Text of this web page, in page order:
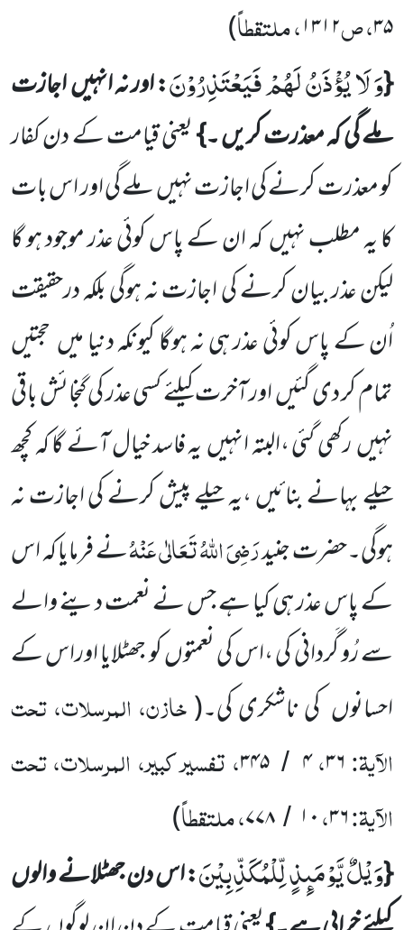
۳۵، ص۱۳۱۲، ملتقطاً)
{وَ لَا یُؤْذَنُ لَهُمْ فَیَعْتَذِرُوْنَ: اور نہ انہیںاجازت
ملے گی کہ معذرت کریں ۔}یعنی قیامت کے دن کفار
کو معذرت کرنے کی اجازت نہیںملے گی اور اس بات
کا یہ مطلب نہیںکہ ان کے پاس کوئی عذر موجود ہو گا
لیکن عذر بیان کرنے کی اجازت نہ ہوگی بلکہ درحقیقت
اُن کے پاس کوئی عذر ہی نہ ہوگا کیونکہ دنیا میںحجتیں
تمام کر دی گئیںاور آخرت کیلئے کسی عذر کی گنجائش باقی
نہیںرکھی گئی ،البتہ انہیںیہ فاسد خیال آئے گا کہ کچھ
حیلے بہانے بنائیں ،یہ حیلے پیش کرنے کی اجازت نہ
ہوگی۔حضرت جنیدرَضِیَ اللّٰہُ تَعَالٰی عَنْہُنے فرمایا کہ اس
کے پاس عذر ہی کیا ہے جس نے نعمت دینے والے
سے رُو گَردانی کی ،اس کی نعمتوں کو جھٹلایا اوراس کے
احسانوں کی ناشکری کی۔(خازن، المرسلات، تحت
الآیۃ:۳۶،۴ / ۳۴۵، تفسیر کبیر، المرسلات، تحت
الآیۃ:۳۶،۱۰ / ۷۷۸، ملتقطاً)
{وَیْلٌ یَّوْمَىٕذٍ لِّلْمُكَذِّبِیْنَ: اس دن جھٹلانے والوں